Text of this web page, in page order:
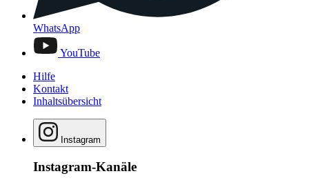
WhatsApp
YouTube
Hilfe
Kontakt
Inhaltsübersicht
Instagram
Instagram-Kanäle